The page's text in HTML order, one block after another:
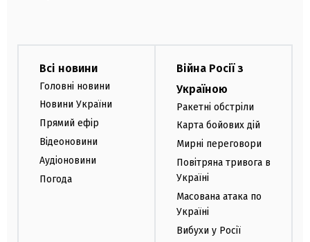
Всі новини
Головні новини
Новини України
Прямий ефір
Відеоновини
Аудіоновини
Погода
Війна Росії з
Україною
Ракетні обстріли
Карта бойових дій
Мирні переговори
Повітряна тривога в
Україні
Масована атака по
Україні
Вибухи у Росії